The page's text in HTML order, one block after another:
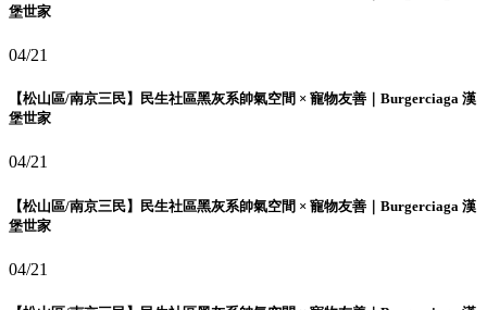
堡世家
04/21
【松山區/南京三民】民生社區黑灰系帥氣空間 × 寵物友善｜Burgerciaga 漢
堡世家
04/21
【松山區/南京三民】民生社區黑灰系帥氣空間 × 寵物友善｜Burgerciaga 漢
堡世家
04/21